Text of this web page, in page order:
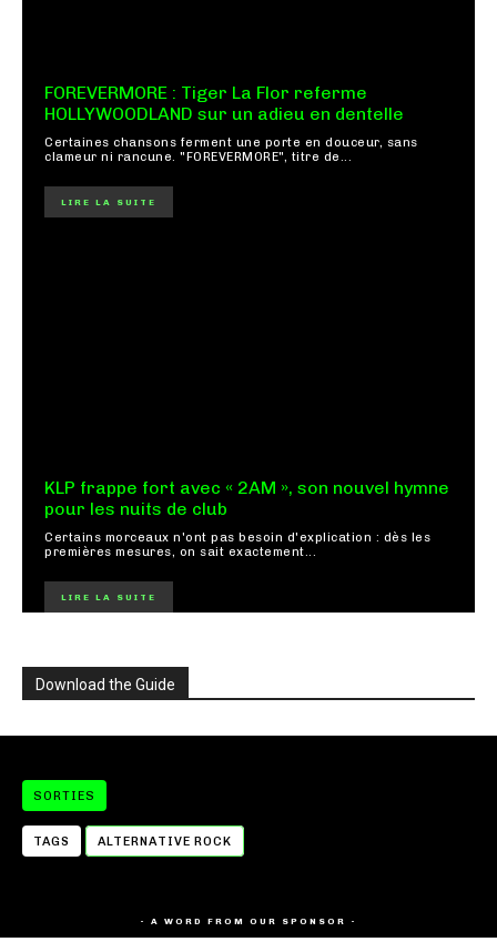
FOREVERMORE : Tiger La Flor referme
HOLLYWOODLAND sur un adieu en dentelle
Certaines chansons ferment une porte en douceur, sans
clameur ni rancune. "FOREVERMORE", titre de...
LIRE LA SUITE
KLP frappe fort avec « 2AM », son nouvel hymne
pour les nuits de club
Certains morceaux n'ont pas besoin d'explication : dès les
premières mesures, on sait exactement...
LIRE LA SUITE
Download the Guide
SORTIES
TAGS ALTERNATIVE ROCK
- A WORD FROM OUR SPONSOR -